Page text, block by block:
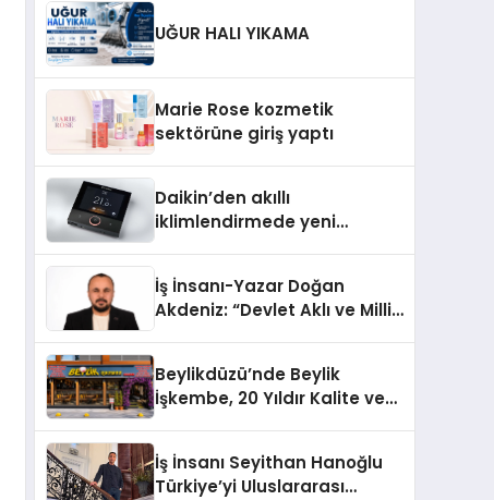
Aldı
UĞUR HALI YIKAMA
Marie Rose kozmetik
sektörüne giriş yaptı
Daikin’den akıllı
iklimlendirmede yeni
İş İnsanı-Yazar Doğan
Akdeniz: “Devlet Aklı ve Milli
Beylikdüzü’nde Beylik
İşkembe, 20 Yıldır Kalite ve
İş İnsanı Seyithan Hanoğlu
Türkiye’yi Uluslararası